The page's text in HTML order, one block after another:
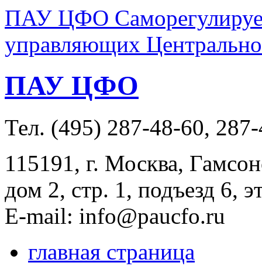
ПАУ ЦФО
управляющих
ПАУ ЦФО
Тел. (495) 287-48-60,
115191, г. Москва,
дом 2, стр. 1, подъезд 6,
E-mail: info@paucfo.ru
главная страница